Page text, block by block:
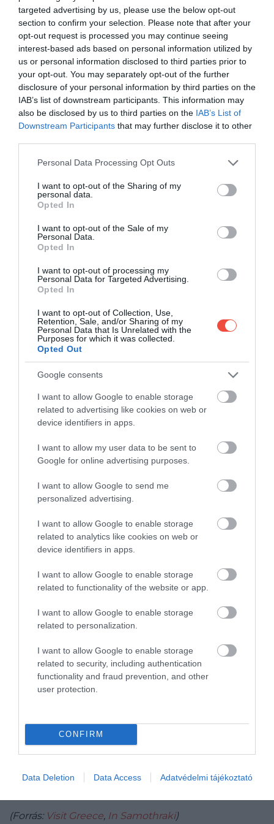
targeted advertising by us, please use the below opt-out
section to confirm your selection. Please note that after your
opt-out request is processed you may continue seeing
interest-based ads based on personal information utilized by
us or personal information disclosed to third parties prior to
your opt-out. You may separately opt-out of the further
disclosure of your personal information by third parties on the
IAB’s list of downstream participants. This information may
also be disclosed by us to third parties on the IAB’s List of
Downstream Participants that may further disclose it to other
Please note that this website/app uses one or more Google
not limited to your visit or usage behaviour. You may click to
grant or deny consent to Google and its third-party tags to
use your data for below specified purposes in below Google
consent section.
Personal Data Processing Opt Outs
I want to opt-out of the Sharing of my
personal data.
Opted In
I want to opt-out of the Sale of my
Personal Data.
Opted In
I want to opt-out of processing my
Personal Data for Targeted Advertising.
Opted In
I want to opt-out of Collection, Use,
Retention, Sale, and/or Sharing of my
Personal Data that Is Unrelated with the
Purposes for which it was collected.
Opted Out
Google consents
I want to allow Google to enable storage
related to advertising like cookies on web or
device identifiers in apps.
I want to allow my user data to be sent to
Google for online advertising purposes.
I want to allow Google to send me
personalized advertising.
I want to allow Google to enable storage
related to analytics like cookies on web or
device identifiers in apps.
I want to allow Google to enable storage
related to functionality of the website or app.
I want to allow Google to enable storage
related to personalization.
I want to allow Google to enable storage
related to security, including authentication
functionality and fraud prevention, and other
user protection.
CONFIRM
Data Deletion Data Access Adatvédelmi tájékoztató
Fotó:Shutterstock
Persze a szigeten tengerpartokból sincs hiány: az
északi parton főlegszürkés-feketés kavicsokkal
borított partszakaszokkal találkozhatunk – itt
felszereltLimnidiis. Ahomokos partokértérdemes
a déli oldalra látogatnunk, a legnépszerűbb strand, a
A szigeten nemcsak a hűs tengervízben
termálforrásokkalis megajándékozták
Szamothrakét:
Therma falujánál
például a kénben
kihasználta.
szigete, ami Európa egyik legszebb célpontja
Mindezzel párhuzamosan a szigeten építészeti
örökségeket, ókori romokat is meglátogathatunk.
Chora településétpéldául egy középkori
citadella
határolja, de itt található egynépművészeti
múzeum is. A szigeten csak egy maréknyi nagyobb,
Panagia Krimniotissa
Paleopoli romvárosa és az Istenek Menedékének
(Forrás: Visit Greece, In Samothraki)